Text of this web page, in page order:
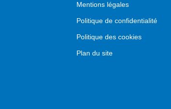
Mentions légales
Politique de confidentialité
Politique des cookies
Plan du site